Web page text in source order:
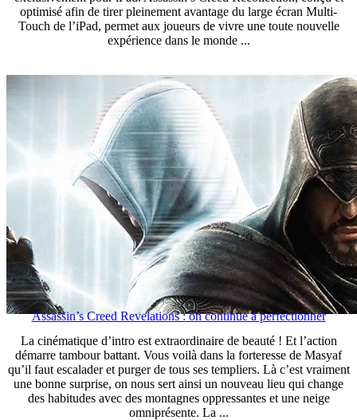
optimisé afin de tirer pleinement avantage du large écran Multi-
Touch de l’iPad, permet aux joueurs de vivre une toute nouvelle
expérience dans le monde ...
Assassin’s Creed Revelations : on continue à perfectionner
La cinématique d’intro est extraordinaire de beauté ! Et l’action
démarre tambour battant. Vous voilà dans la forteresse de Masyaf
qu’il faut escalader et purger de tous ses templiers. Là c’est vraiment
une bonne surprise, on nous sert ainsi un nouveau lieu qui change
des habitudes avec des montagnes oppressantes et une neige
omniprésente. La ...